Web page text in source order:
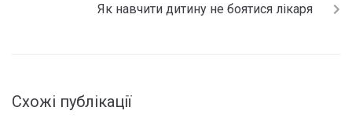
Як навчити дитину не боятися лікаря
Схожі публікації